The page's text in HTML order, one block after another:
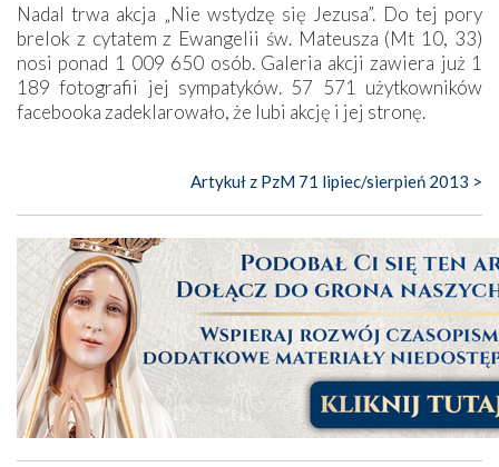
Nadal trwa akcja „Nie wstydzę się Jezusa”. Do tej pory
brelok z cytatem z Ewangelii św. Mateusza (Mt 10, 33)
nosi ponad 1 009 650 osób. Galeria akcji zawiera już 1
189 fotografii jej sympatyków. 57 571 użytkowników
facebooka zadeklarowało, że lubi akcję i jej stronę.
Artykuł z PzM 71 lipiec/sierpień 2013 >